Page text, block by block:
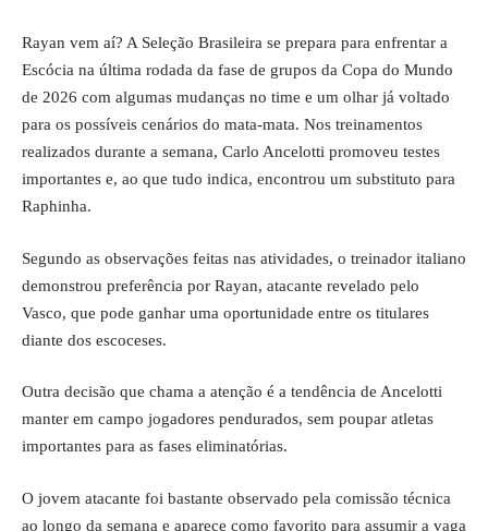
Rayan vem aí? A Seleção Brasileira se prepara para enfrentar a
Escócia na última rodada da fase de grupos da Copa do Mundo
de 2026 com algumas mudanças no time e um olhar já voltado
para os possíveis cenários do mata-mata. Nos treinamentos
realizados durante a semana, Carlo Ancelotti promoveu testes
importantes e, ao que tudo indica, encontrou um substituto para
Raphinha.
Segundo as observações feitas nas atividades, o treinador italiano
demonstrou preferência por Rayan, atacante revelado pelo
Vasco, que pode ganhar uma oportunidade entre os titulares
diante dos escoceses.
Outra decisão que chama a atenção é a tendência de Ancelotti
manter em campo jogadores pendurados, sem poupar atletas
importantes para as fases eliminatórias.
O jovem atacante foi bastante observado pela comissão técnica
ao longo da semana e aparece como favorito para assumir a vaga